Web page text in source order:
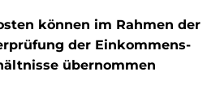
können im Rahmen der
der Einkommens-
übernommen